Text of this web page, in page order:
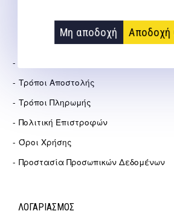
Μη αποδοχή Αποδοχή
Τρόποι Αποστολής
Τρόποι Πληρωμής
Πολιτική Επιστροφών
Όροι Χρήσης
Προστασία Προσωπικών Δεδομένων
ΛΟΓΑΡΙΑΣΜΟΣ